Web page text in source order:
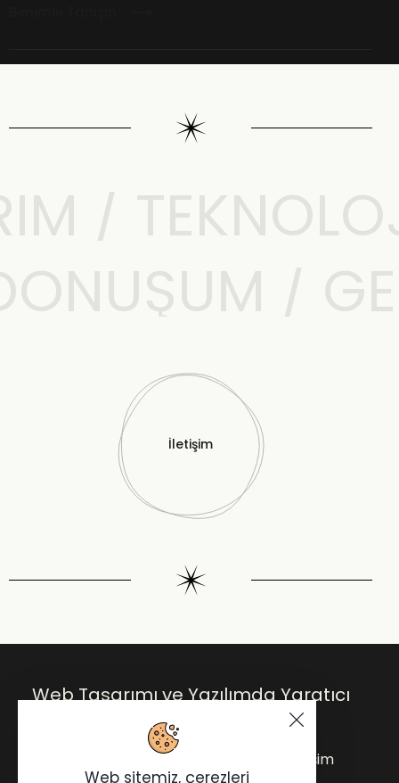
İletişim
Web Tasarımı ve Yazılımda Yaratıcı
Çözümler.
Blog İletişim
Web sitemiz, çerezleri